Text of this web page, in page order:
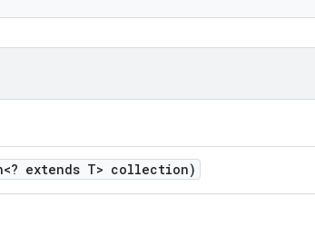
extends T> collection)